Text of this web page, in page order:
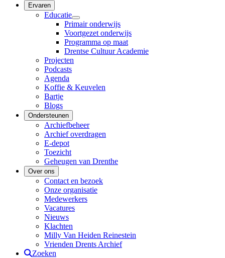
Ervaren
Educatie
Primair onderwijs
Voortgezet onderwijs
Programma op maat
Drentse Cultuur Academie
Projecten
Podcasts
Agenda
Koffie & Keuvelen
Bartje
Blogs
Ondersteunen
Archiefbeheer
Archief overdragen
E-depot
Toezicht
Geheugen van Drenthe
Over ons
Contact en bezoek
Onze organisatie
Medewerkers
Vacatures
Nieuws
Klachten
Milly Van Heiden Reinestein
Vrienden Drents Archief
Zoeken